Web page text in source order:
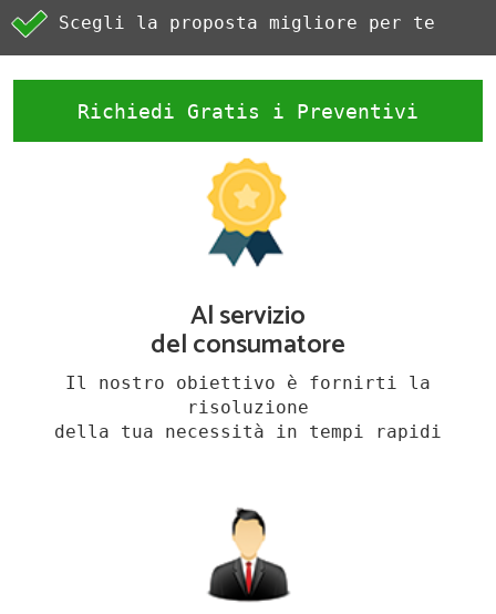
Scegli la proposta migliore per te
Richiedi Gratis i Preventivi
Al servizio
del consumatore
Il nostro obiettivo è fornirti la
risoluzione
della tua necessità in tempi rapidi